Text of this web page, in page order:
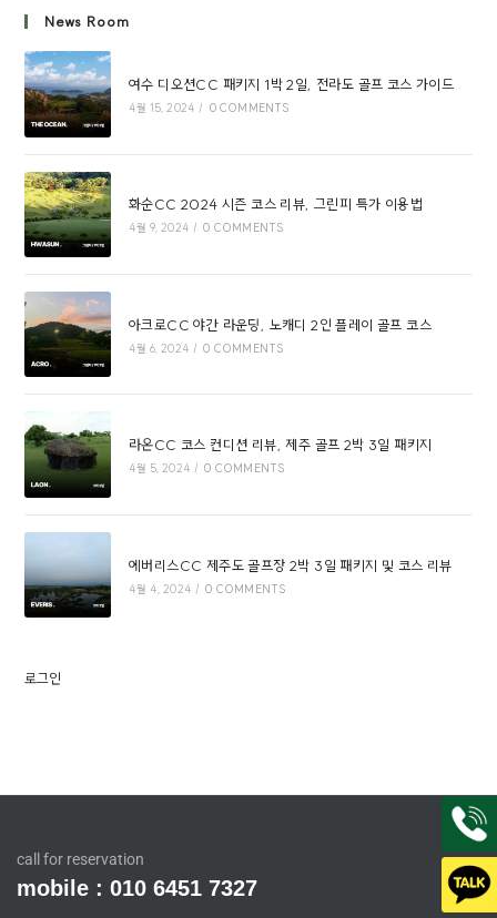
News Room
여수 디오션CC 패키지 1박 2일, 전라도 골프 코스 가이드
4월 15, 2024 / 0 COMMENTS
화순CC 2024 시즌 코스 리뷰, 그린피 특가 이용법
4월 9, 2024 / 0 COMMENTS
아크로CC 야간 라운딩, 노캐디 2인 플레이 골프 코스
4월 6, 2024 / 0 COMMENTS
라온CC 코스 컨디션 리뷰, 제주 골프 2박 3일 패키지
4월 5, 2024 / 0 COMMENTS
에버리스CC 제주도 골프장 2박 3일 패키지 및 코스 리뷰
4월 4, 2024 / 0 COMMENTS
로그인
call for reservation
mobile : 010 6451 7327